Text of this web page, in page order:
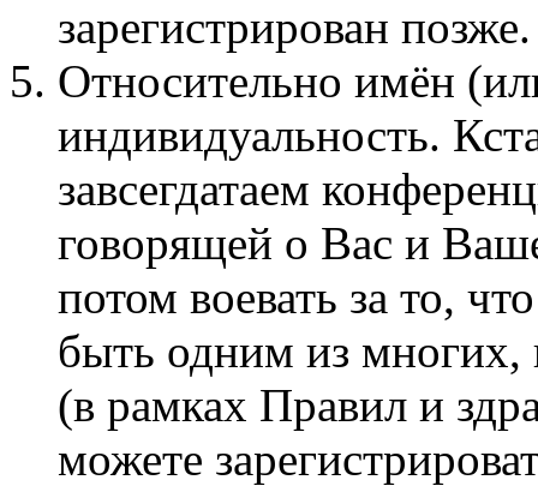
зарегистрирован позже.
Относительно имён
индивидуальность.
завсегдатаем
говорящей о Вас и
потом воевать за то,
быть одним из многих,
(в рамках Правил и
можете